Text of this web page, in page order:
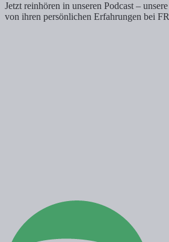
Jetzt reinhören in unseren Podcast –
von ihren persönlichen Erfahrungen bei